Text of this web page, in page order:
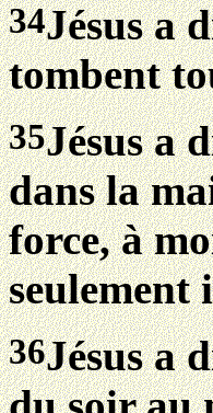
34Jésus a
tombent
35Jésus a
dans la
force, à
36Jésus a